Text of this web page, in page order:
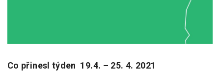
Co přinesl týden 19.4. – 25. 4. 2021